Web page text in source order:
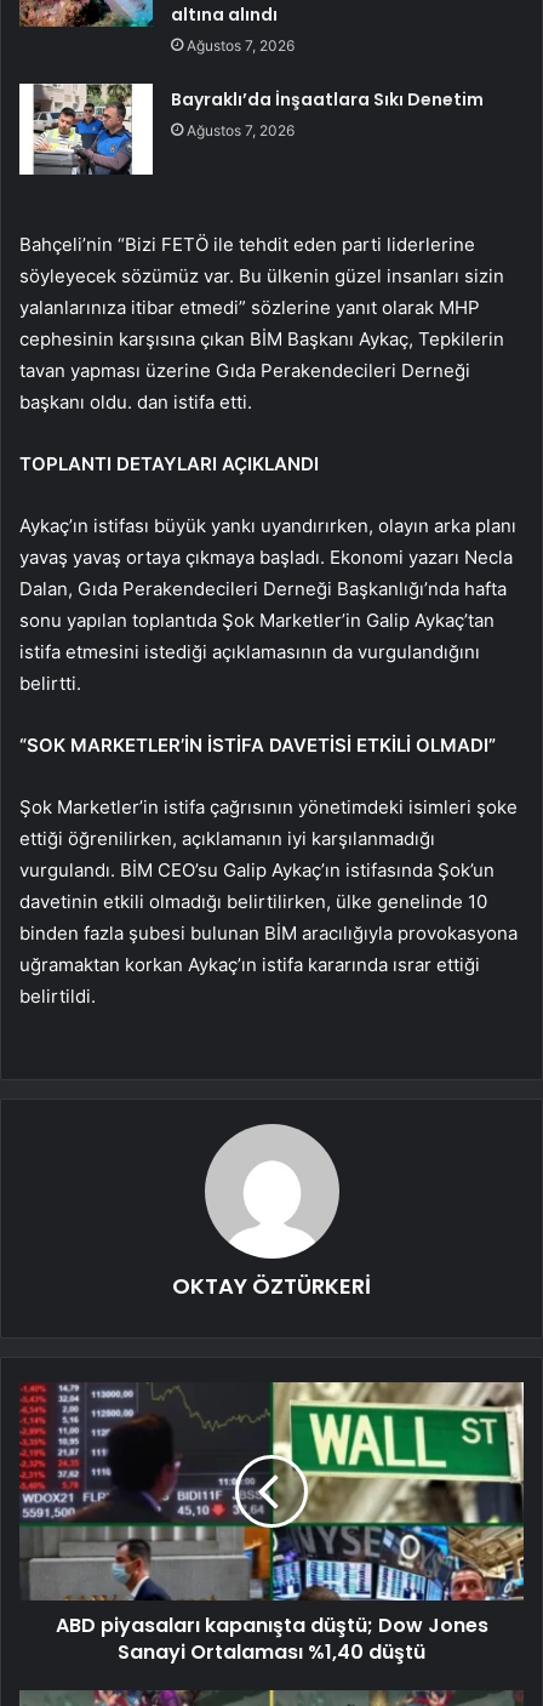
altına alındı
Ağustos 7, 2026
Bayraklı’da İnşaatlara Sıkı Denetim
Ağustos 7, 2026
Bahçeli’nin “Bizi FETÖ ile tehdit eden parti liderlerine
söyleyecek sözümüz var. Bu ülkenin güzel insanları sizin
yalanlarınıza itibar etmedi” sözlerine yanıt olarak MHP
cephesinin karşısına çıkan BİM Başkanı Aykaç, Tepkilerin
tavan yapması üzerine Gıda Perakendecileri Derneği
başkanı oldu. dan istifa etti.
TOPLANTI DETAYLARI AÇIKLANDI
Aykaç’ın istifası büyük yankı uyandırırken, olayın arka planı
yavaş yavaş ortaya çıkmaya başladı. Ekonomi yazarı Necla
Dalan, Gıda Perakendecileri Derneği Başkanlığı’nda hafta
sonu yapılan toplantıda Şok Marketler’in Galip Aykaç’tan
istifa etmesini istediği açıklamasının da vurgulandığını
belirtti.
“SOK MARKETLER’İN İSTİFA DAVETİSİ ETKİLİ OLMADI”
Şok Marketler’in istifa çağrısının yönetimdeki isimleri şoke
ettiği öğrenilirken, açıklamanın iyi karşılanmadığı
vurgulandı. BİM CEO’su Galip Aykaç’ın istifasında Şok’un
davetinin etkili olmadığı belirtilirken, ülke genelinde 10
binden fazla şubesi bulunan BİM aracılığıyla provokasyona
uğramaktan korkan Aykaç’ın istifa kararında ısrar ettiği
belirtildi.
OKTAY ÖZTÜRKERİ
ABD piyasaları kapanışta düştü; Dow Jones
Sanayi Ortalaması %1,40 düştü